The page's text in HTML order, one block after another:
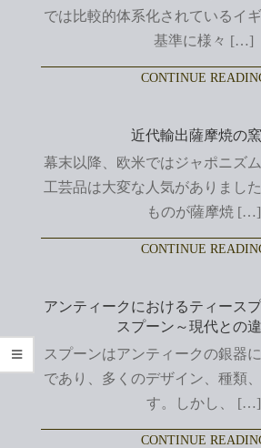
では比較的体系化されているイ
基準に様々 […]
CONTINUE
近代輸出薩摩焼の
幕末以降、欧米ではジャポニズ
工芸品は大変な人気がありまし
ものが薩摩焼 […]
CONTINUE
アンティークにおけるティース
スプーン～現代との
スプーンはアンティークの銀器
であり、多くのデザイン、種類
す。しかし、 […]
CONTINUE